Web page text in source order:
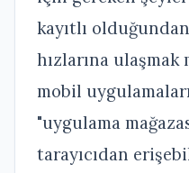
kayıtlı
hızlarına ulaşmak
mobil
"uygulama
tarayıcıdan